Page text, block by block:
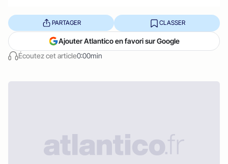
Écoutez cet article0:00min
PARTAGER CLASSER
Ajouter Atlantico en favori sur Google